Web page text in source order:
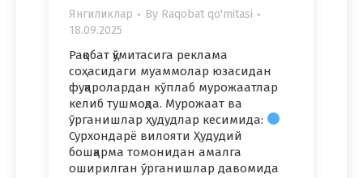
Янгиликлар By Raqobat qo'mitasi
18.09.2025
Рақобат қўмитасига реклама
соҳасидаги муаммолар юзасидан
фуқаролардан кўплаб мурожаатлар
келиб тушмоқда. Мурожаат ва
ўрганишлар ҳудудлар кесимида:
Сурхондарё вилояти Ҳудудий
бошқарма томонидан амалга
оширилган ўрганишлар давомида